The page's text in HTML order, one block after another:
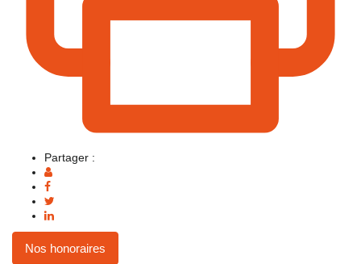
Partager :
Nos honoraires